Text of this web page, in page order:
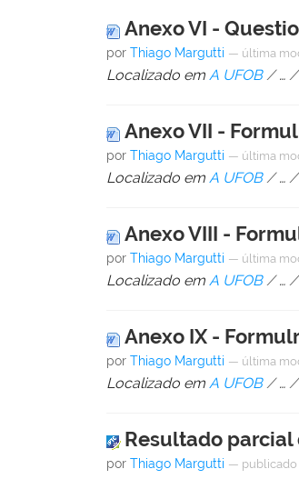
Anexo VI -
porThiago Margutti — última
Localizado em A UFOB /…/
Anexo VII -
porThiago Margutti — última
Localizado em A UFOB /…/
Anexo VIII -
porThiago Margutti — última
Localizado em A UFOB /…/
Anexo IX -
porThiago Margutti — última
Localizado em A UFOB /…/
Resultado
porThiago Margutti — publicado